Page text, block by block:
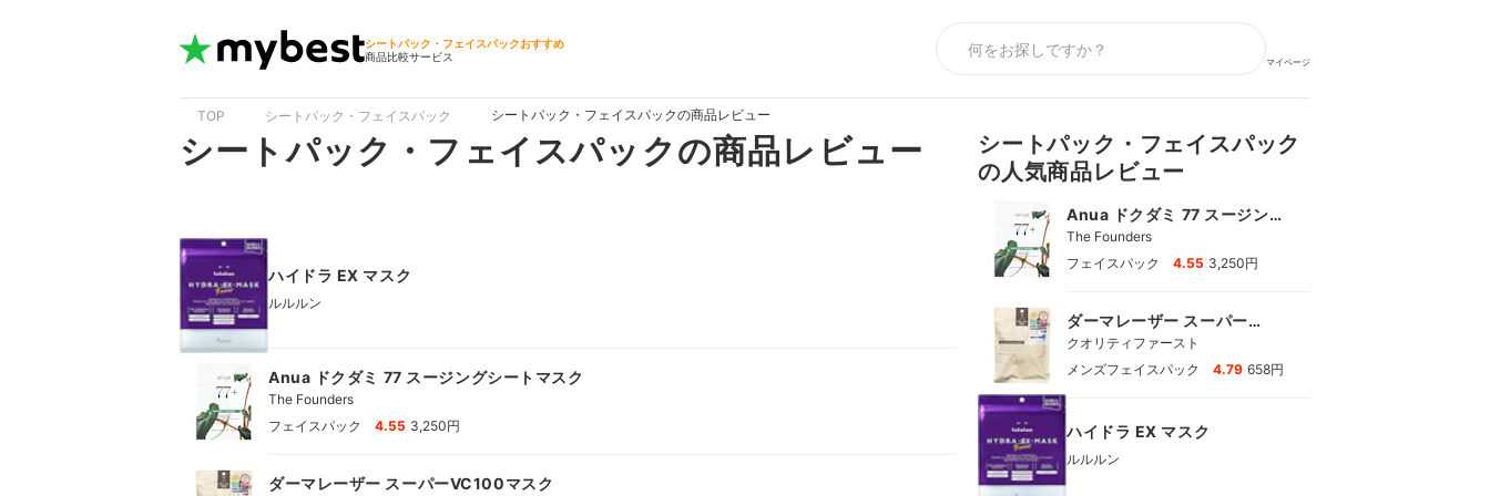
シートパック・フェイスパックおすすめ
商品比較サービス
マイページ
TOP シートパック・フェイスパック シートパック・フェイスパックの商品レビュー
シートパック・フェイスパックの商品レビュー
ハイドラ EX マスク
ルルルン
Anua ドクダミ 77 スージングシートマスク
The Founders
フェイスパック
4.55 3,250円
ダーマレーザー スーパーVC100マスク
シートパック・フェイスパック
の人気商品レビュー
Anua ドクダミ 77 スージング
シートマスク
The Founders
フェイスパック
4.55 3,250円
ダーマレーザー スーパー
VC100マスク
クオリティファースト
メンズフェイスパック
4.79 658円
ハイドラ EX マスク
ルルルン